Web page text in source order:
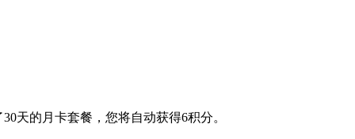
天的月卡套餐，您将自动获得6积分。